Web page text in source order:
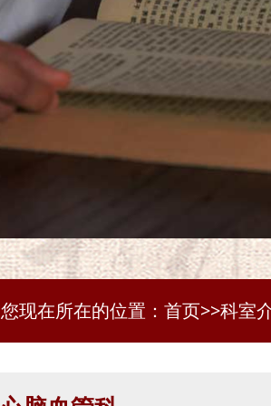
您现在所在的位置： 首页>>科室